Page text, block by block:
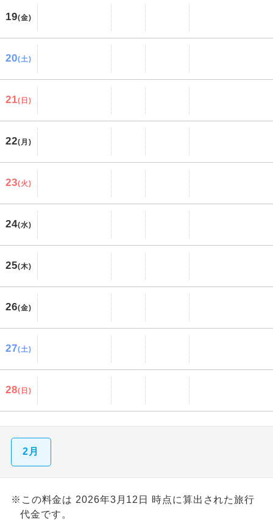
19(金)
20(土)
21(日)
22(月)
23(火)
24(水)
25(木)
26(金)
27(土)
28(日)
2月
※この料金は 2026年3月12日 時点に算出された旅行
代金です。